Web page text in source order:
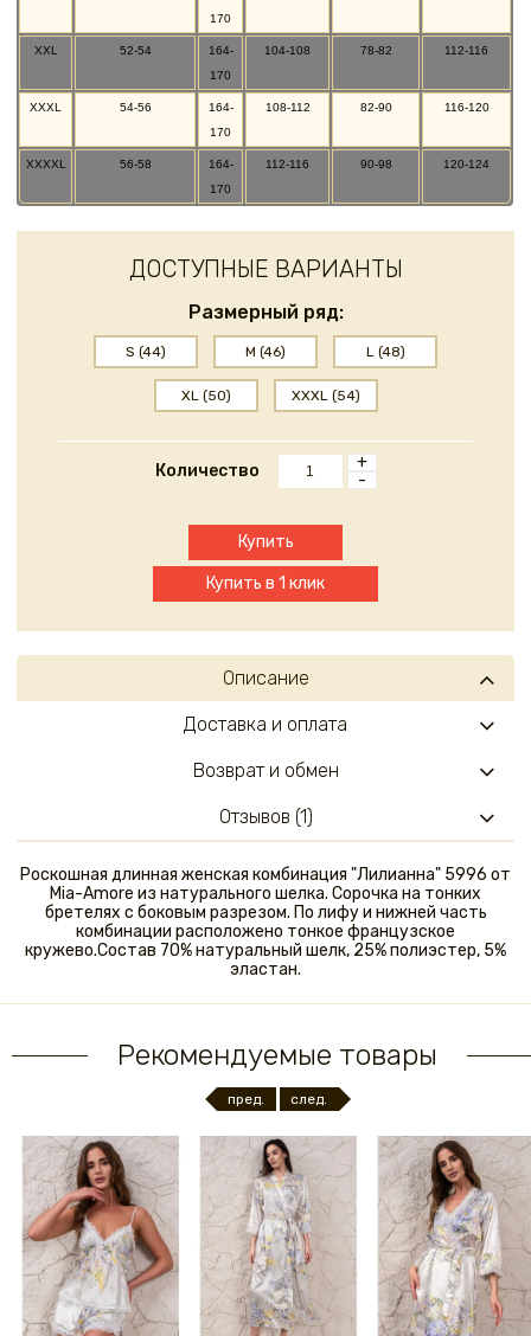
170
XXL 52-54
164-
170
104-108 78-82 112-116
XXXL 54-56
164-
170
108-112 82-90 116-120
XXXXL 56-58
164-
170
112-116 90-98 120-124
ДОСТУПНЫЕ ВАРИАНТЫ
Размерный ряд:
S (44) M (46) L (48)
XL (50) XXXL (54)
Количество
+
-
Купить
Купить в 1 клик
Описание
Роскошная длинная женская комбинация "Лилианна" 5996 от
Mia-Amore из натурального шелка. Сорочка на тонких
бретелях с боковым разрезом. По лифу и нижней часть
комбинации расположено тонкое французское
кружево.Состав 70% натуральный шелк, 25% полиэстер, 5%
эластан.
Доставка и оплата
Возврат и обмен
Отзывов (1)
Рекомендуемые товары
пред. след.